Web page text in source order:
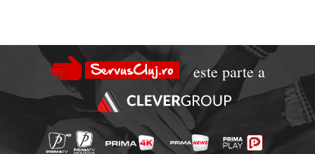
este parte a